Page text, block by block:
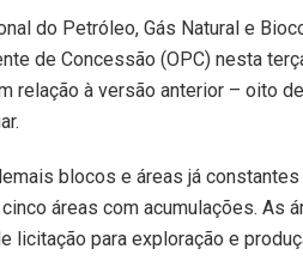
do Petróleo, Gás Natural e
de Concessão (OPC) nesta
relação à versão anterior – oito
blocos e áreas já
áreas com acumulações. As
licitação para exploração e